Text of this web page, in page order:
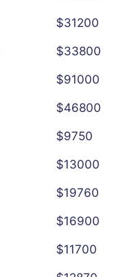
$31200
$33800
$91000
$46800
$9750
$13000
$19760
$16900
$11700